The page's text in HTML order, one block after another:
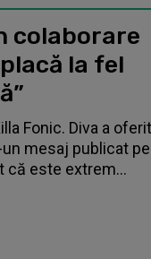
colaborare
la fel
Fonic. Diva a oferit
mesaj publicat pe
că este extrem...